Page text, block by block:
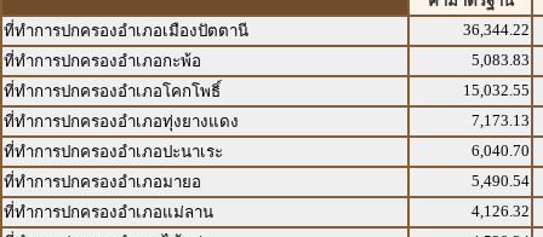
ที่ทำการปกครองอำเภอเมืองปัตตานี
36,344.22
ที่ทำการปกครองอำเภอกะพ้อ
5,083.83
ที่ทำการปกครองอำเภอโคกโพธิ์
15,032.55
ที่ทำการปกครองอำเภอทุ่งยางแดง
7,173.13
ที่ทำการปกครองอำเภอปะนาเระ
6,040.70
ที่ทำการปกครองอำเภอมายอ
5,490.54
ที่ทำการปกครองอำเภอแม่ลาน
4,126.32